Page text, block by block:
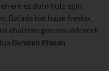
ere ez dute huts egin.
Bafada bat haize fresko,
ahal izan genuen aktoreek
Go!azen Etxean